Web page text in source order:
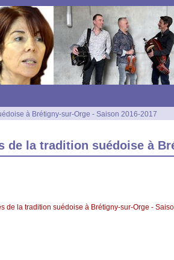
à Brétigny-sur-Orge - Saison 2016-2017
de la tradition suédoise à
de la tradition suédoise à Brétigny-sur-Orge -